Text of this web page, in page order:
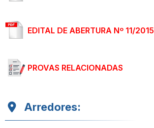
EDITAL DE ABERTURA Nº 11/2015
PROVAS RELACIONADAS
Arredores: